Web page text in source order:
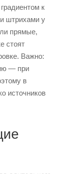
к
штрихами у
прямые,
стоят
Важно:
— при
в
источников